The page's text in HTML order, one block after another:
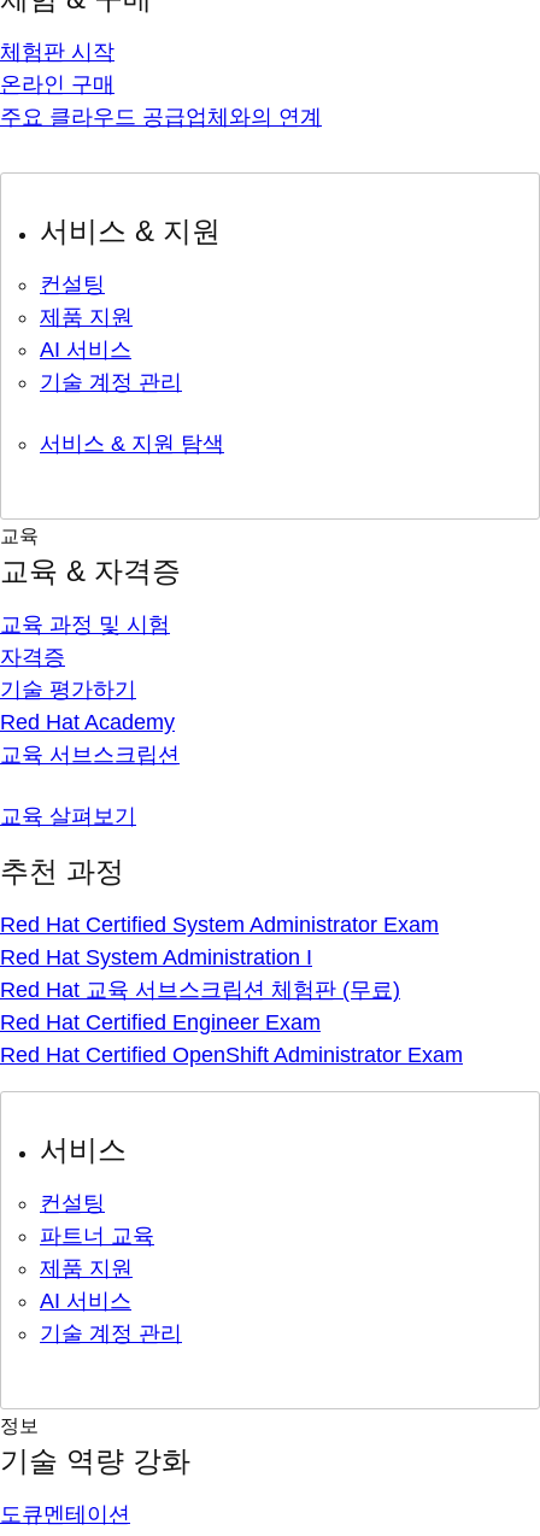
체험판 시작
온라인 구매
주요 클라우드 공급업체와의 연계
서비스 & 지원
컨설팅
제품 지원
AI 서비스
기술 계정 관리
서비스 & 지원 탐색
교육
교육 & 자격증
교육 과정 및 시험
자격증
기술 평가하기
Red Hat Academy
교육 서브스크립션
교육 살펴보기
추천 과정
Red Hat Certified System Administrator Exam
Red Hat System Administration I
Red Hat 교육 서브스크립션 체험판 (무료)
Red Hat Certified Engineer Exam
Red Hat Certified OpenShift Administrator Exam
서비스
컨설팅
파트너 교육
제품 지원
AI 서비스
기술 계정 관리
정보
기술 역량 강화
도큐멘테이션